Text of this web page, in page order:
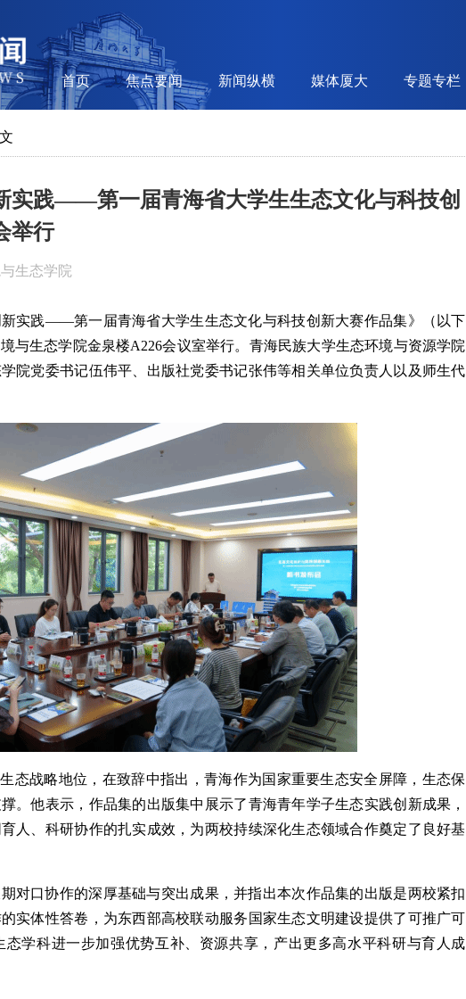
首页 焦点要闻 新闻纵横 媒体厦大 专题专栏
实践——第一届青海省大学生生态文化与科技创
举行
生态学院
实践——第一届青海省大学生生态文化与科技创新大赛作品集》（以下
与生态学院金泉楼A226会议室举行。青海民族大学生态环境与资源学院
院党委书记伍伟平、出版社党委书记张伟等相关单位负责人以及师生代
态战略地位，在致辞中指出，青海作为国家重要生态安全屏障，生态保
。他表示，作品集的出版集中展示了青海青年学子生态实践创新成果，
人、科研协作的扎实成效，为两校持续深化生态领域合作奠定了良好基
对口协作的深厚基础与突出成果，并指出本次作品集的出版是两校紧扣
实体性答卷，为东西部高校联动服务国家生态文明建设提供了可推广可
学科进一步加强优势互补、资源共享，产出更多高水平科研与育人成